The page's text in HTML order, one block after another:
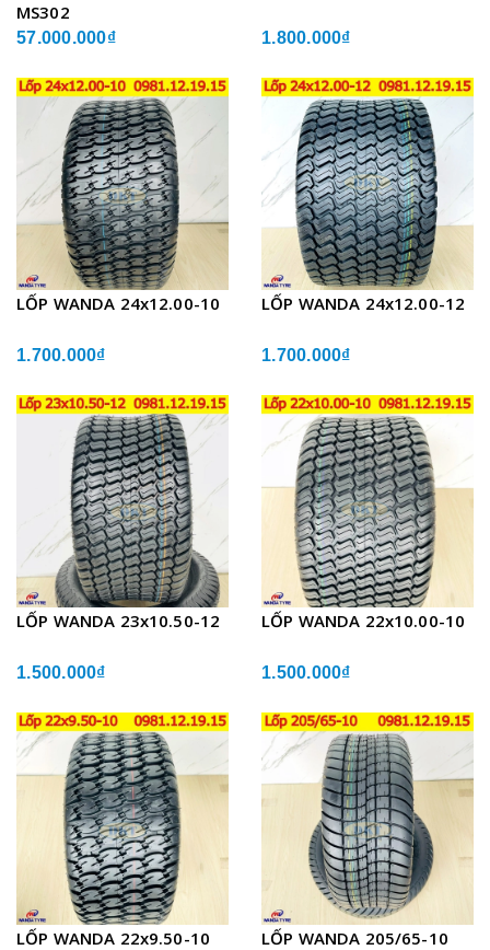
MS302
57.000.000₫ 1.800.000₫
LỐP WANDA 24x12.00-10
1.700.000₫
LỐP WANDA 24x12.00-12
1.700.000₫
LỐP WANDA 23x10.50-12
1.500.000₫
LỐP WANDA 22x10.00-10
1.500.000₫
LỐP WANDA 22x9.50-10
LỐP WANDA 205/65-10